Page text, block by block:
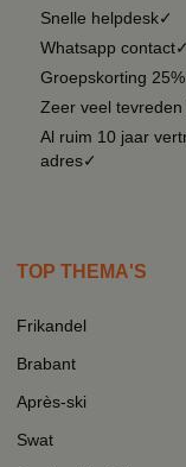
Snelle helpdesk✓
Whatsapp contact✓
Groepskorting
Zeer veel
Al ruim 10 jaar
adres✓
TOP THEMA'S
Frikandel
Brabant
Après-ski
Swat